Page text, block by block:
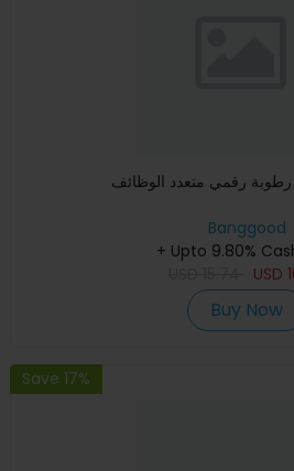
رقمي متعدد الوظائف
Banggood
+ Upto 9.80%
USD
Buy Now
Save 17%